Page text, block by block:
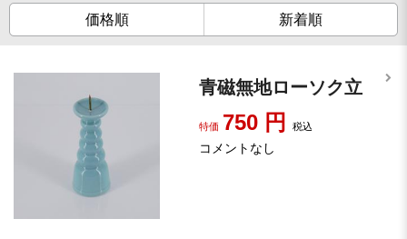
価格順 新着順
青磁無地ローソク立
特価 750 円税込
コメントなし